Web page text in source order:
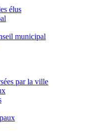
élus
municipal
par la ville